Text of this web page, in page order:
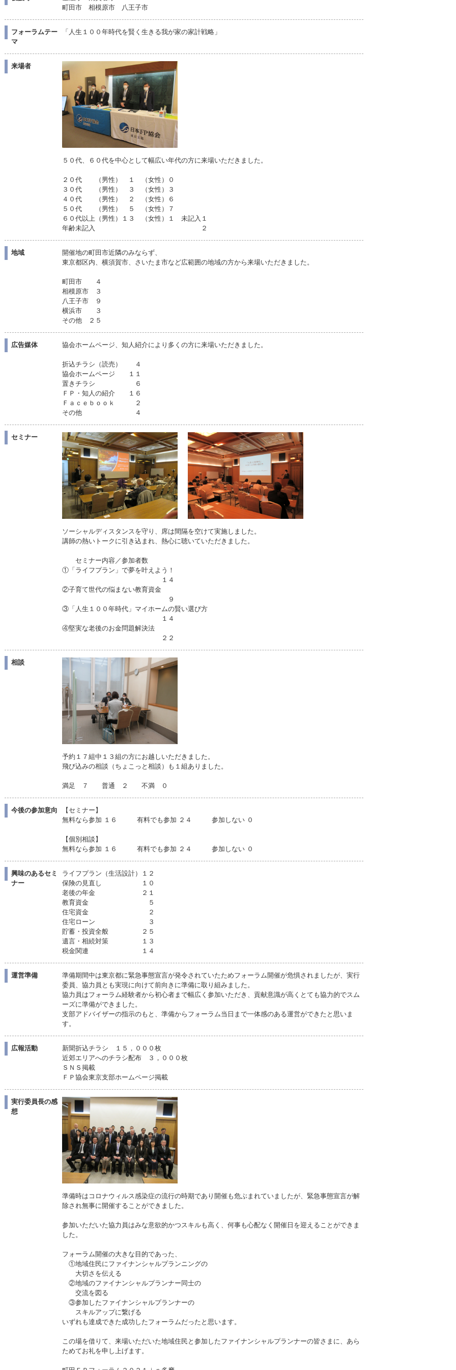
町田市 相模原市 八王子市
フォーラムテー
マ
「人生１００年時代を賢く生きる我が家の家計戦略」
来場者
５０代、６０代を中心として幅広い年代の方に来場いただきました。
２０代 （男性） １ （女性）０
３０代 （男性） ３ （女性）３
４０代 （男性） ２ （女性）６
５０代 （男性） ５ （女性）７
６０代以上（男性）１３ （女性）１ 未記入１
年齢未記入 ２
地域
開催地の町田市近隣のみならず、
東京都区内、横須賀市、さいたま市など広範囲の地域の方から来場いただきました。
町田市 ４
相模原市 ３
八王子市 ９
横浜市 ３
その他 ２５
広告媒体 協会ホームページ、知人紹介により多くの方に来場いただきました。
折込チラシ（読売） ４
協会ホームページ １１
置きチラシ ６
ＦＰ・知人の紹介 １６
Ｆａｃｅｂｏｏｋ ２
その他 ４
セミナー
ソーシャルディスタンスを守り、席は間隔を空けて実施しました。
講師の熱いトークに引き込まれ、熱心に聴いていただきました。
セミナー内容／参加者数
①「ライフプラン」で夢を叶えよう！
１４
②子育て世代の悩まない教育資金
９
③「人生１００年時代」マイホームの賢い選び方
１４
④堅実な老後のお金問題解決法
２２
相談
予約１７組中１３組の方にお越しいただきました。
飛び込みの相談（ちょこっと相談）も１組ありました。
満足 ７ 普通 ２ 不満 ０
今後の参加意向
【セミナー】
無料なら参加 １６ 有料でも参加 ２４ 参加しない ０
【個別相談】
無料なら参加 １６ 有料でも参加 ２４ 参加しない ０
興味のあるセミ
ナー
ライフプラン（生活設計）１２
保険の見直し １０
老後の年金 ２１
教育資金 ５
住宅資金 ２
住宅ローン ３
貯蓄・投資全般 ２５
遺言・相続対策 １３
税金関連 １４
運営準備
準備期間中は東京都に緊急事態宣言が発令されていたためフォーラム開催が危惧されましたが、実行
委員、協力員とも実現に向けて前向きに準備に取り組みました。
協力員はフォーラム経験者から初心者まで幅広く参加いただき、貢献意識が高くとても協力的でスム
ーズに準備ができました。
支部アドバイザーの指示のもと、準備からフォーラム当日まで一体感のある運営ができたと思いま
す。
広報活動
新聞折込チラシ １５，０００枚
近郊エリアへのチラシ配布 ３，０００枚
ＳＮＳ掲載
ＦＰ協会東京支部ホームページ掲載
実行委員長の感
想
準備時はコロナウィルス感染症の流行の時期であり開催も危ぶまれていましたが、緊急事態宣言が解
除され無事に開催することができました。
参加いただいた協力員はみな意欲的かつスキルも高く、何事も心配なく開催日を迎えることができま
した。
フォーラム開催の大きな目的であった、
①地域住民にファイナンシャルプランニングの
大切さを伝える
②地域のファイナンシャルプランナー同士の
交流を図る
③参加したファイナンシャルプランナーの
スキルアップに繋げる
いずれも達成できた成功したフォーラムだったと思います。
この場を借りて、来場いただいた地域住民と参加したファイナンシャルプランナーの皆さまに、あら
ためてお礼を申し上げます。